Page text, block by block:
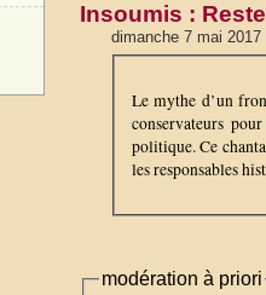
Insoumis :
dimanche 7 mai
Le mythe d’un
conservateurs
politique. Ce
les responsables
modération à priori